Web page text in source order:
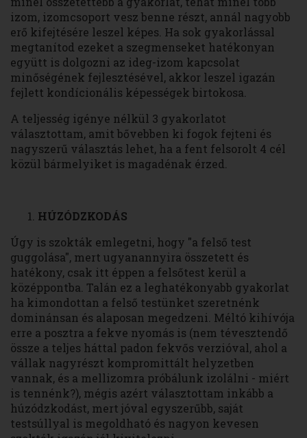
izom, izomcsoport vesz benne részt, annál nagyobb
erő kifejtésére leszel képes. Ha sok gyakorlással
megtanítod ezeket a szegmenseket hatékonyan
együtt is dolgozni az ideg-izom kapcsolat
minőségének fejlesztésével, akkor leszel igazán
fejlett kondícionális képességek birtokosa.
A teljesség igénye nélkül 3 gyakorlatot
választottam, amit bővebben ki fogok fejteni és
nagyszerű választás lehet, ha a fent felsorolt 4 cél
közül bármelyiket is magadénak érzed.
HÚZÓDZKODÁS
Úgy is szokták emlegetni, hogy "a felső test
guggolása", mert ugyanannyira összetett és
hatékony, csak itt éppen a felsőtest kerül a
középpontba. Talán ez a leghatékonyabb gyakorlat
ha kimondottan a felső testünket szeretnénk
dominánsan és alaposan megedzeni. Méltó kihívója
erre a posztra a fekve nyomás is (nem tévesztendő
össze a teljes háttal padon fekvős verzióval, ahol a
vállak nagyrészt kompromittált helyzetben
vannak, és a mellizomra próbálunk izolálni - miért
is tennénk?), mégis azért választottam inkább a
húzódzkodást, mert jóval egyszerűbb, saját
testsúllyal is megoldható és nagyon kevesen